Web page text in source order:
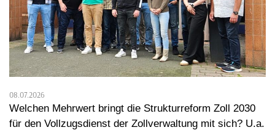
08.07.2026
Welchen Mehrwert bringt die Strukturreform Zoll 2030
für den Vollzugsdienst der Zollverwaltung mit sich? U.a.